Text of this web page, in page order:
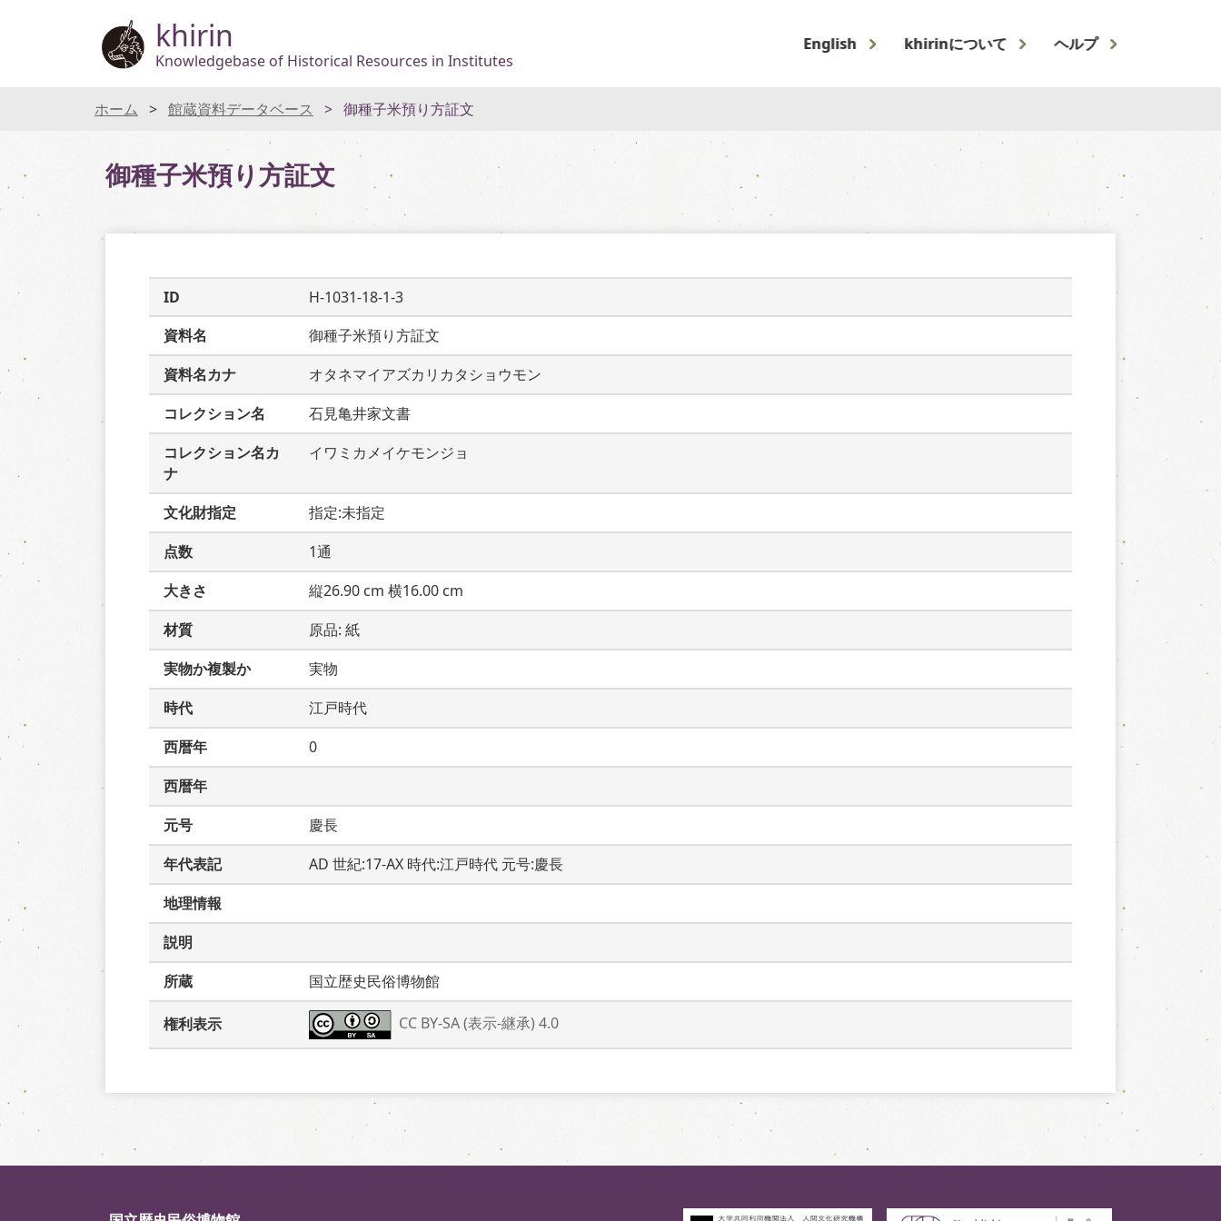
khirin
Knowledgebase of Historical Resources in Institutes
English khirinについて ヘルプ
ホーム 館蔵資料データベース 御種子米預り方証文
御種子米預り方証文
ID
H-1031-18-1-3
資料名
御種子米預り方証文
資料名カナ
オタネマイアズカリカタショウモン
コレクション名
石見亀井家文書
コレクション名カ
ナ
イワミカメイケモンジョ
文化財指定
指定:未指定
点数
1通
大きさ
縦26.90 cm 横16.00 cm
材質
原品: 紙
実物か複製か
実物
時代
江戸時代
西暦年
0
西暦年
元号
慶長
年代表記
AD 世紀:17-AX 時代:江戸時代 元号:慶長
地理情報
説明
所蔵
国立歴史民俗博物館
権利表示 CC BY-SA (表示-継承) 4.0